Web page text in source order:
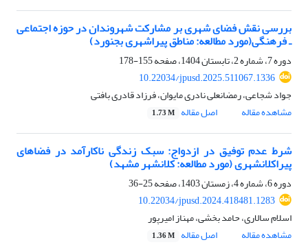
بررسی نقش فضای شهری بر مشارکت شهروندان در حوزه اجتماعی
ـ فرهنگی(مورد مطالعه: مناطق پیراشهری بجنورد)
دوره 7، شماره 2، تابستان 1404، صفحه
155-178
10.22034/jpusd.2025.511067.1336
جواد شجاعی، رمضانعلی نادری مایوان، فرزاد قادری بافتی
مشاهده مقاله
اصل مقاله 1.73 M
شرط عدم توفیق در ازدواج: سبک زندگی ناکارآمد در فضاهای
پیراکلانشهری (مورد مطالعه: کلانشهر مشهد)
دوره 6، شماره 4، زمستان 1403، صفحه
25-36
10.22034/jpusd.2024.418481.1283
اسلام سالاری، حامد بخشی، مهناز امیرپور
مشاهده مقاله
اصل مقاله 1.36 M